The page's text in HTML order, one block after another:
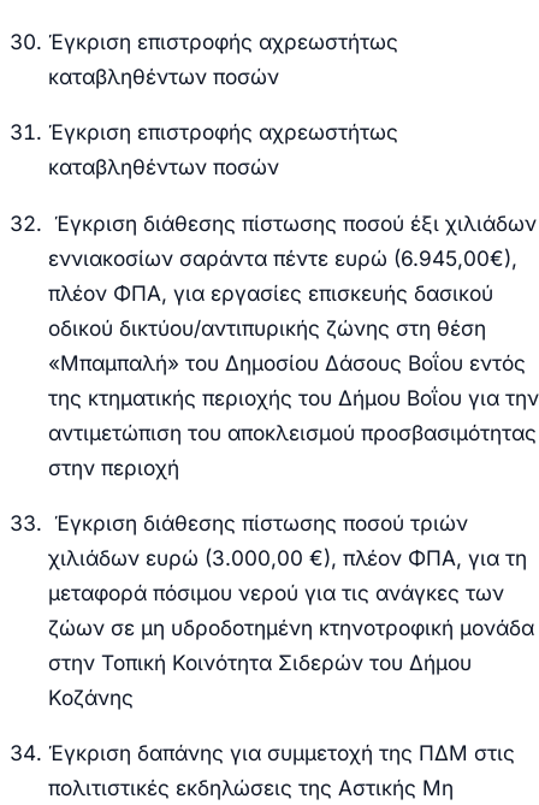
Έγκριση επιστροφής αχρεωστήτως
καταβληθέντων ποσών
Έγκριση επιστροφής αχρεωστήτως
καταβληθέντων ποσών
Έγκριση διάθεσης πίστωσης ποσού έξι χιλιάδων
εννιακοσίων σαράντα πέντε ευρώ (6.945,00€),
πλέον ΦΠΑ, για εργασίες επισκευής δασικού
οδικού δικτύου/αντιπυρικής ζώνης στη θέση
«Μπαμπαλή» του Δημοσίου Δάσους Βοΐου εντός
της κτηματικής περιοχής του Δήμου Βοΐου για την
αντιμετώπιση του αποκλεισμού προσβασιμότητας
στην περιοχή
Έγκριση διάθεσης πίστωσης ποσού τριών
χιλιάδων ευρώ (3.000,00 €), πλέον ΦΠΑ, για τη
μεταφορά πόσιμου νερού για τις ανάγκες των
ζώων σε μη υδροδοτημένη κτηνοτροφική μονάδα
στην Τοπική Κοινότητα Σιδερών του Δήμου
Κοζάνης
Έγκριση δαπάνης για συμμετοχή της ΠΔΜ στις
πολιτιστικές εκδηλώσεις της Αστικής Μη